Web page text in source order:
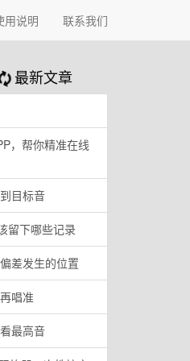
用说明 联系我们
最新文章
，帮你精准在线
目标音
留下哪些记录
差发生的位置
唱准
最高音